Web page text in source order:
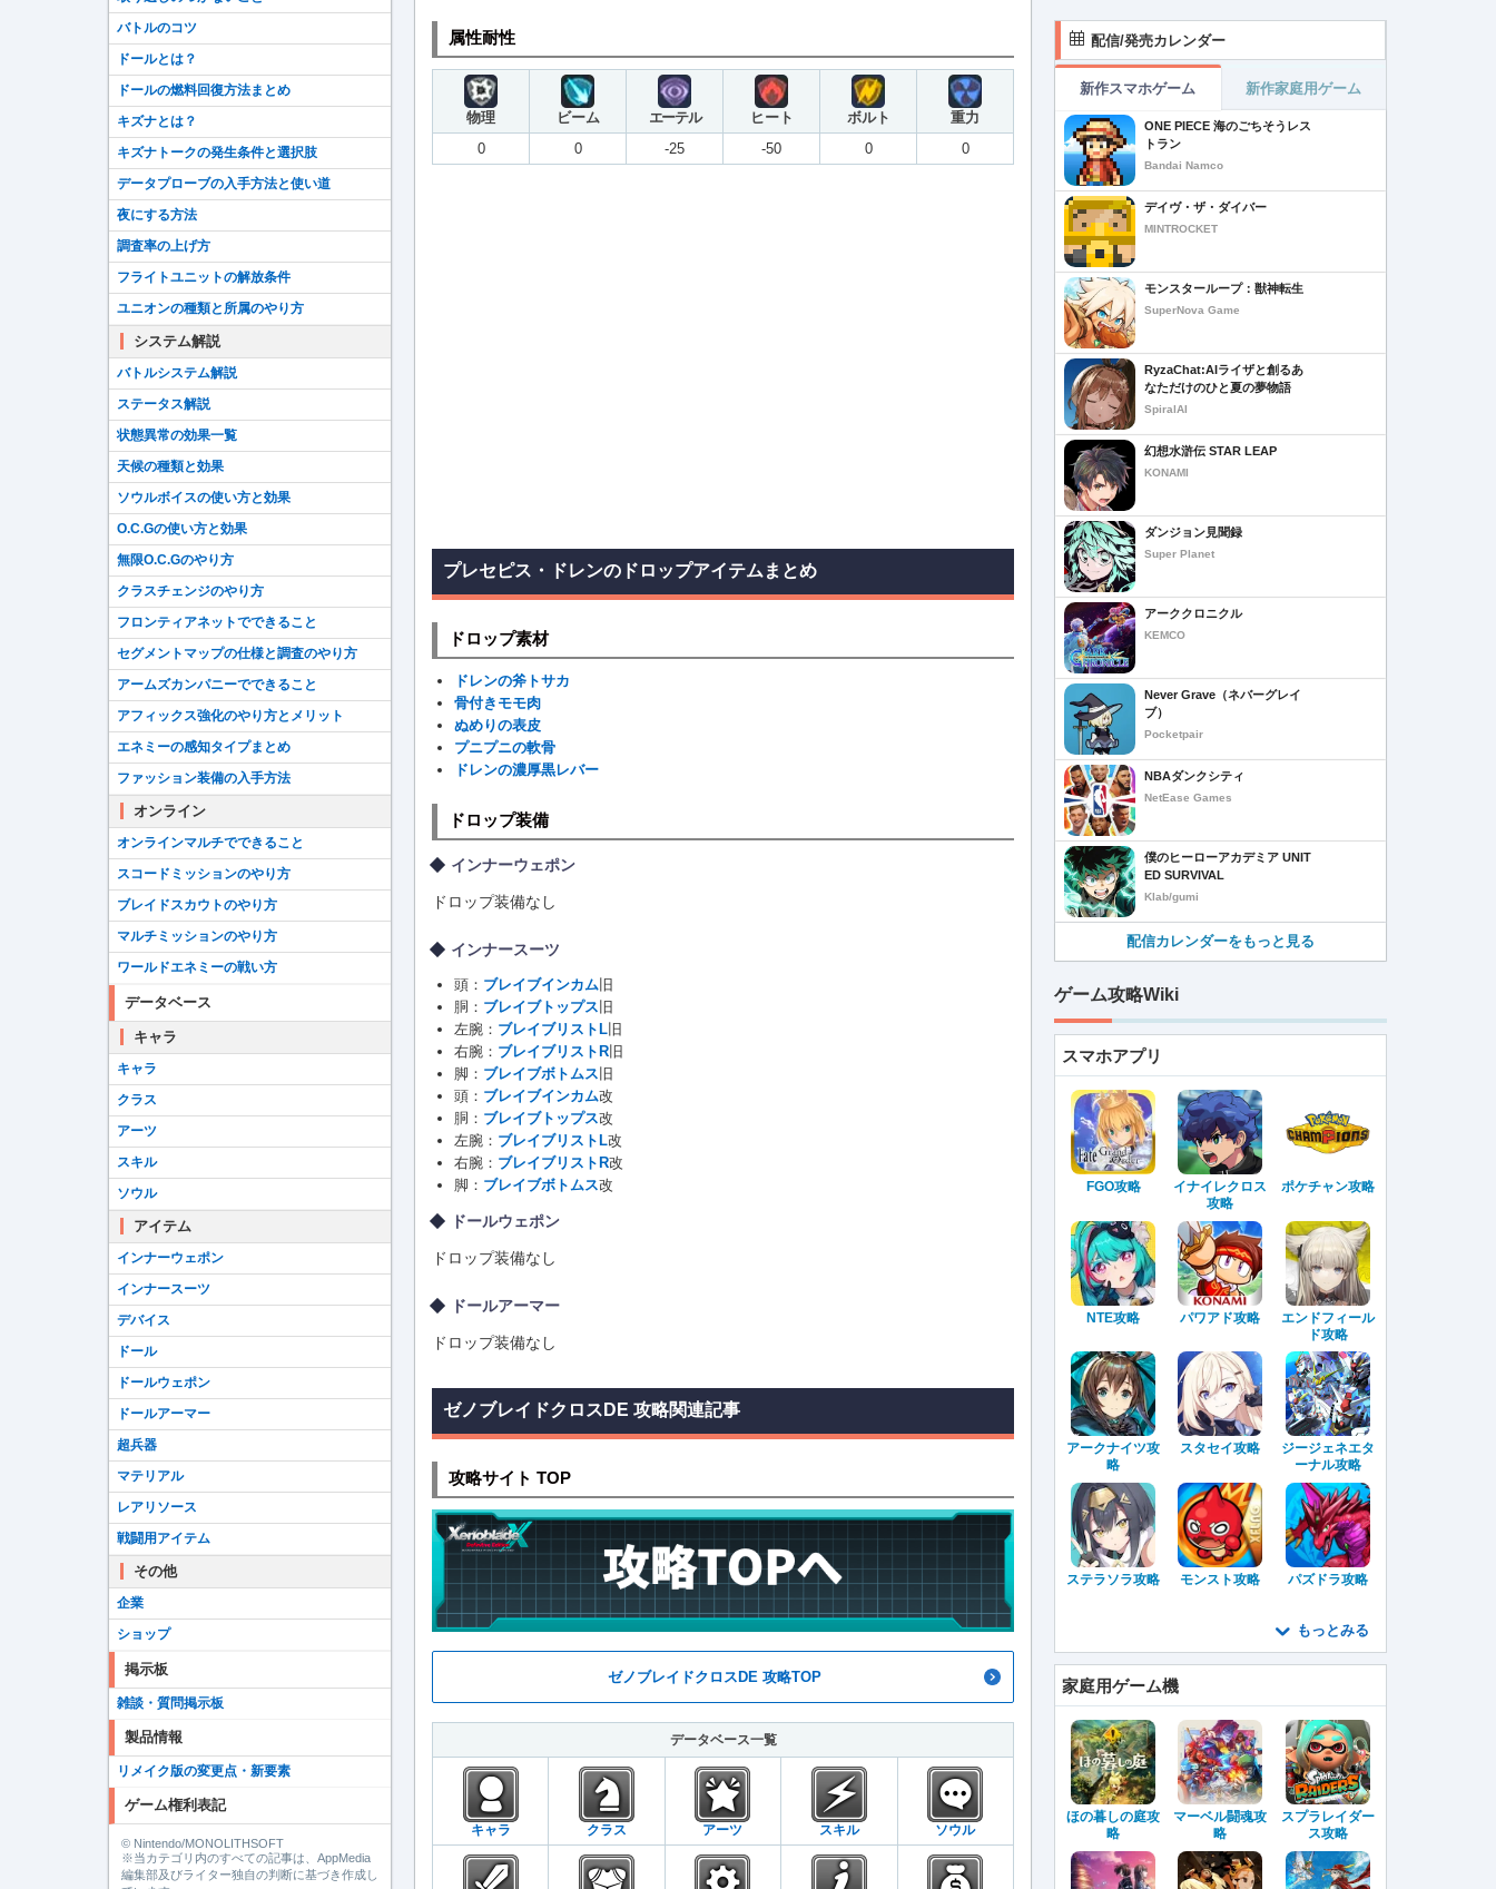
属性耐性
物理 ビーム エーテル ヒート ボルト
重力
0
0 -25 -50 0 0
プレセピス・ドレンのドロップアイテムまとめ
ドロップ素材
ドレンの斧トサカ
骨付きモモ肉
ぬめりの表皮
プニプニの軟骨
ドレンの濃厚黒レバー
ドロップ装備
インナーウェポン
ドロップ装備なし
インナースーツ
頭： ブレイブインカム 旧
胴： ブレイブトップス 旧
左腕： ブレイブリストL 旧
右腕： ブレイブリストR 旧
脚： ブレイブボトムス 旧
頭： ブレイブインカム改
胴： ブレイブトップス改
左腕： ブレイブリストL改
右腕： ブレイブリストR改
脚： ブレイブボトムス改
ドールウェポン
ドロップ装備なし
ドールアーマー
ドロップ装備なし
ゼノブレイドクロスDE 攻略関連記事
攻略サイト TOP
ゼノブレイドクロスDE 攻略TOP
データベース一覧
キャラ クラス アーツ スキル ソウル
バトルのコツ
ドールとは？
ドールの燃料回復方法まとめ
キズナとは？
キズナトークの発生条件と選択肢
データプローブの入手方法と使い道
夜にする方法
調査率の上げ方
フライトユニットの解放条件
ユニオンの種類と所属のやり方
システム解説
バトルシステム解説
ステータス解説
状態異常の効果一覧
天候の種類と効果
ソウルボイスの使い方と効果
O.C.Gの使い方と効果
無限O.C.Gのやり方
クラスチェンジのやり方
フロンティアネットでできること
セグメントマップの仕様と調査のやり方
アームズカンパニーでできること
アフィックス強化のやり方とメリット
エネミーの感知タイプまとめ
ファッション装備の入手方法
オンライン
オンラインマルチでできること
スコードミッションのやり方
ブレイドスカウトのやり方
マルチミッションのやり方
ワールドエネミーの戦い方
データベース
キャラ
キャラ
クラス
アーツ
スキル
ソウル
アイテム
インナーウェポン
インナースーツ
デバイス
ドール
ドールウェポン
ドールアーマー
超兵器
マテリアル
レアリソース
戦闘用アイテム
その他
企業
ショップ
掲示板
雑談・質問掲示板
製品情報
リメイク版の変更点・新要素
ゲーム権利表記
© Nintendo/MONOLITHSOFT
※当カテゴリ内のすべての記事は、AppMedia
編集部及びライター独自の判断に基づき作成し
配信/発売カレンダー
新作スマホゲーム 新作家庭用ゲーム
ONE PIECE 海のごちそうレス
トラン
Bandai Namco
デイヴ・ザ・ダイバー
MINTROCKET
モンスターループ：獣神転生
SuperNova Game
RyzaChat:AIライザと創るあ
なただけのひと夏の夢物語
SpiralAI
幻想水滸伝 STAR LEAP
KONAMI
ダンジョン見聞録
Super Planet
アーククロニクル
KEMCO
Never Grave（ネバーグレイ
ブ）
Pocketpair
NBAダンクシティ
NetEase Games
僕のヒーローアカデミア UNIT
ED SURVIVAL
Klab/gumi
配信カレンダーをもっと見る
ゲーム攻略Wiki
スマホアプリ
FGO攻略
イナイレクロス
攻略
ポケチャン攻略
NTE攻略 パワアド攻略
エンドフィール
ド攻略
アークナイツ攻
略
スタセイ攻略
ジージェネエタ
ーナル攻略
ステラソラ攻略 モンスト攻略 パズドラ攻略
もっとみる
家庭用ゲーム機
ほの暮しの庭攻
略
マーベル闘魂攻
略
スプラレイダー
ス攻略